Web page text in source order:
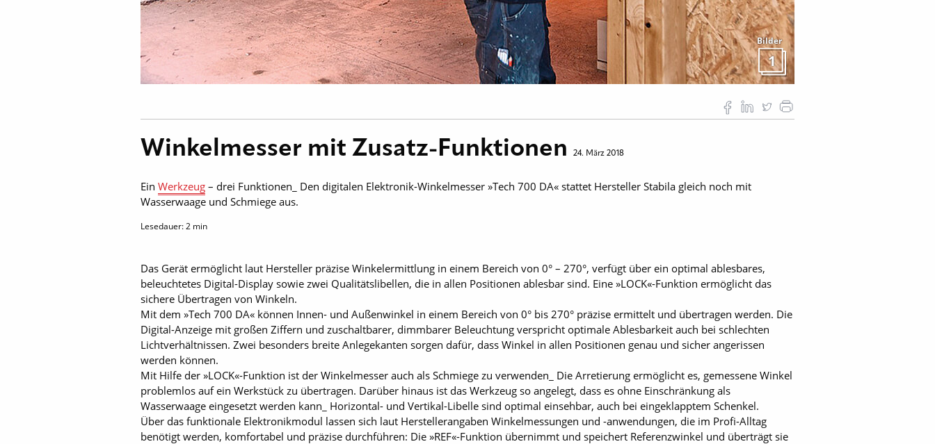
Bilder
1
Winkelmesser mit Zusatz-Funktionen 24. März 2018
Ein Werkzeug – drei Funktionen_ Den digitalen Elektronik-Winkelmesser »Tech 700 DA« stattet Hersteller Stabila gleich noch mit
Wasserwaage und Schmiege aus.
Lesedauer:2 min
Das Gerät ermöglicht laut Hersteller präzise Winkelermittlung in einem Bereich von 0° – 270°, verfügt über ein optimal ablesbares,
beleuchtetes Digital-Display sowie zwei Qualitätslibellen, die in allen Positionen ablesbar sind. Eine »LOCK«-Funktion ermöglicht das
sichere Übertragen von Winkeln.
Mit dem »Tech 700 DA« können Innen- und Außenwinkel in einem Bereich von 0° bis 270° präzise ermittelt und übertragen werden. Die
Digital-Anzeige mit großen Ziffern und zuschaltbarer, dimmbarer Beleuchtung verspricht optimale Ablesbarkeit auch bei schlechten
Lichtverhältnissen. Zwei besonders breite Anlegekanten sorgen dafür, dass Winkel in allen Positionen genau und sicher angerissen
werden können.
Mit Hilfe der »LOCK«-Funktion ist der Winkelmesser auch als Schmiege zu verwenden_ Die Arretierung ermöglicht es, gemessene Winkel
problemlos auf ein Werkstück zu übertragen. Darüber hinaus ist das Werkzeug so angelegt, dass es ohne Einschränkung als
Wasserwaage eingesetzt werden kann_ Horizontal- und Vertikal-Libelle sind optimal einsehbar, auch bei eingeklapptem Schenkel.
Über das funktionale Elektronikmodul lassen sich laut Herstellerangaben Winkelmessungen und -anwendungen, die im Profi-Alltag
benötigt werden, komfortabel und präzise durchführen: Die »REF«-Funktion übernimmt und speichert Referenzwinkel und überträgt sie